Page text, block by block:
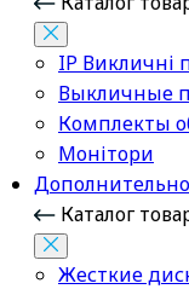
IP Викличні
Выкличные
Комплекты
Монітори
Каталог
Жесткие